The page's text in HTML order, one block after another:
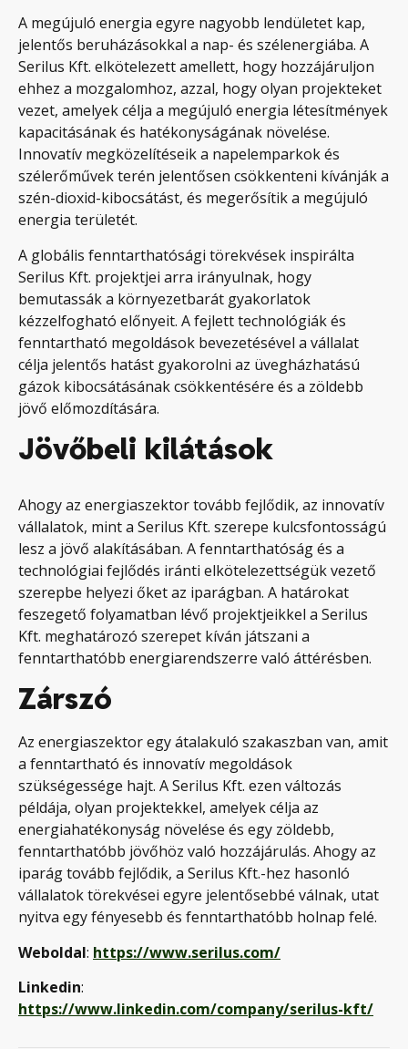
A megújuló energia egyre nagyobb lendületet kap,
jelentős beruházásokkal a nap- és szélenergiába. A
Serilus Kft. elkötelezett amellett, hogy hozzájáruljon
ehhez a mozgalomhoz, azzal, hogy olyan projekteket
vezet, amelyek célja a megújuló energia létesítmények
kapacitásának és hatékonyságának növelése.
Innovatív megközelítéseik a napelemparkok és
szélerőművek terén jelentősen csökkenteni kívánják a
szén-dioxid-kibocsátást, és megerősítik a megújuló
energia területét.
A globális fenntarthatósági törekvések inspirálta
Serilus Kft. projektjei arra irányulnak, hogy
bemutassák a környezetbarát gyakorlatok
kézzelfogható előnyeit. A fejlett technológiák és
fenntartható megoldások bevezetésével a vállalat
célja jelentős hatást gyakorolni az üvegházhatású
gázok kibocsátásának csökkentésére és a zöldebb
jövő előmozdítására.
Jövőbeli kilátások
Ahogy az energiaszektor tovább fejlődik, az innovatív
vállalatok, mint a Serilus Kft. szerepe kulcsfontosságú
lesz a jövő alakításában. A fenntarthatóság és a
technológiai fejlődés iránti elkötelezettségük vezető
szerepbe helyezi őket az iparágban. A határokat
feszegető folyamatban lévő projektjeikkel a Serilus
Kft. meghatározó szerepet kíván játszani a
fenntarthatóbb energiarendszerre való áttérésben.
Zárszó
Az energiaszektor egy átalakuló szakaszban van, amit
a fenntartható és innovatív megoldások
szükségessége hajt. A Serilus Kft. ezen változás
példája, olyan projektekkel, amelyek célja az
energiahatékonyság növelése és egy zöldebb,
fenntarthatóbb jövőhöz való hozzájárulás. Ahogy az
iparág tovább fejlődik, a Serilus Kft.-hez hasonló
vállalatok törekvései egyre jelentősebbé válnak, utat
nyitva egy fényesebb és fenntarthatóbb holnap felé.
Weboldal: https://www.serilus.com/
Linkedin:
https://www.linkedin.com/company/serilus-kft/